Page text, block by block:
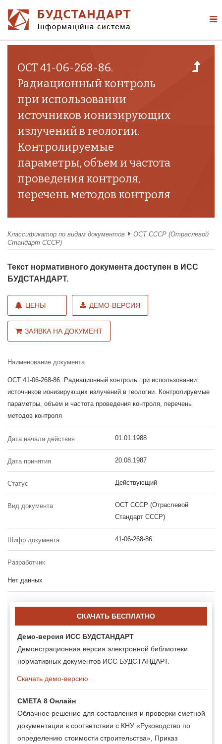
ОСТ 41-06-268-86.
Радиационный контроль
при использовании
источников ионизирующих
излучений в геологии.
Контролируемые
параметры, объем и частота
проведения контроля,
перечень методов контроля
Классификатор по видам документов
ОСТ СССР (Отраслевой
Стандарт СССР)
Текст нормативного документа доступен в ИСС
БУДСТАНДАРТ.
ЦЕНЫ ДЕМО-ВЕРСИЯ
ЗАЯВКА НА ДОКУМЕНТ
Наименование документа
ОСТ 41-06-268-86. Радиационный контроль при использовании
источников ионизирующих излучений в геологии. Контролируемые
параметры, объем и частота проведения контроля, перечень
методов контроля
Дата начала действия 01.01.1988
Дата принятия 20.08.1987
Статус Действующий
Вид документа
ОСТ СССР (Отраслевой
Стандарт СССР)
Шифр документа 41-06-268-86
Разработчик
Нет данных
СКАЧАТЬ БЕСПЛАТНО
Демо-версия ИСС БУДСТАНДАРТ
Демонстрационная версия электронной библиотеки
нормативных документов ИСС БУДСТАНДАРТ.
Скачать демо-версию
СМЕТА 8 Онлайн
Облачное решение для составления и проверки сметной
документации в соответствии с КНУ «Руководство по
определению стоимости строительства», Приказ